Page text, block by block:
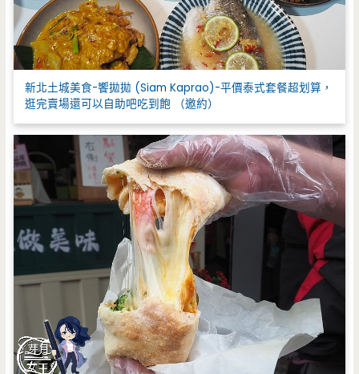
新北土城美食-饗拋拋 (Siam Kaprao)-平價泰式套餐超划算，
逛完賣場還可以自助吧吃到飽 （邀約）